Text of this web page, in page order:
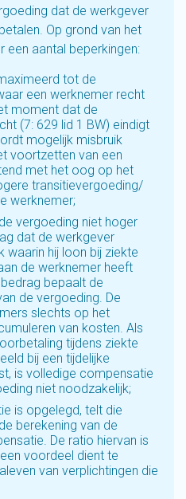
dat de werkgever
Op grond van het
een aantal beperkingen:
tot de
een werknemer recht
moment dat de
(7: 629 lid 1 BW) eindigt
mogelijk misbruik
voortzetten van een
met het oog op het
transitievergoeding/
werknemer;
vergoeding niet hoger
dat de werkgever
waarin hij loon bij ziekte
de werknemer heeft
bepaalt de
de vergoeding. De
slechts op het
van kosten. Als
tijdens ziekte
bij een tijdelijke
is volledige compensatie
niet noodzakelijk;
is opgelegd, telt die
berekening van de
De ratio hiervan is
voordeel dient te
van verplichtingen die